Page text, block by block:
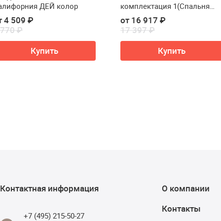
ДЕЙ колор
4 509 ₽
₽
Купить
комплектация 1(Спальня
Сильва Симпл
комплектация 1)
от 16 917 ₽
17 397 ₽
Купить
Контактная информация
+7 (495) 215-50-27
О компании
Контакты